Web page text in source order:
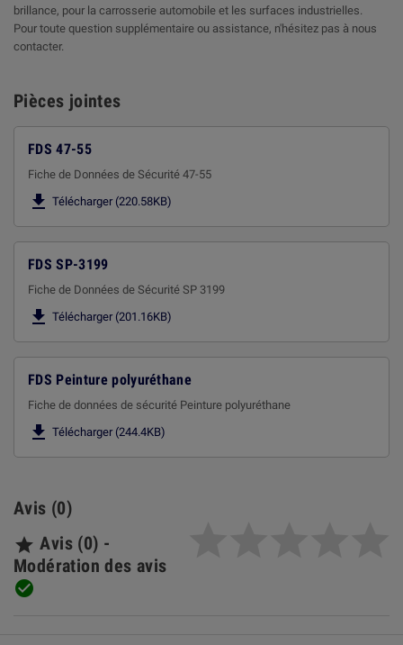
brillance, pour la carrosserie automobile et les surfaces industrielles.
Pour toute question supplémentaire ou assistance, n'hésitez pas à nous
contacter.
Pièces jointes
FDS 47-55
Fiche de Données de Sécurité 47-55
 Télécharger (220.58KB)
FDS SP-3199
Fiche de Données de Sécurité SP 3199
 Télécharger (201.16KB)
FDS Peinture polyuréthane
Fiche de données de sécurité Peinture polyuréthane
 Télécharger (244.4KB)
Avis (0)
 Avis (0) -
Modération des avis
